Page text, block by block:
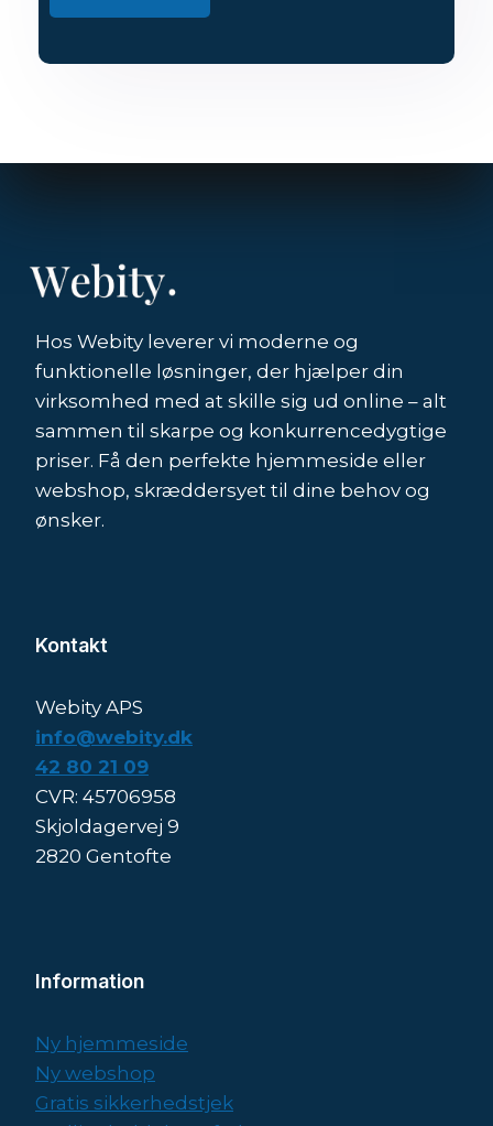
Hos Webity leverer vi moderne og
funktionelle løsninger, der hjælper din
virksomhed med at skille sig ud online – alt
sammen til skarpe og konkurrencedygtige
priser. Få den perfekte hjemmeside eller
webshop, skræddersyet til dine behov og
ønsker.
Kontakt
Webity APS
info@webity.dk
42 80 21 09
CVR: 45706958
Skjoldagervej 9
2820 Gentofte
Information
Ny hjemmeside
Ny webshop
Gratis sikkerhedstjek